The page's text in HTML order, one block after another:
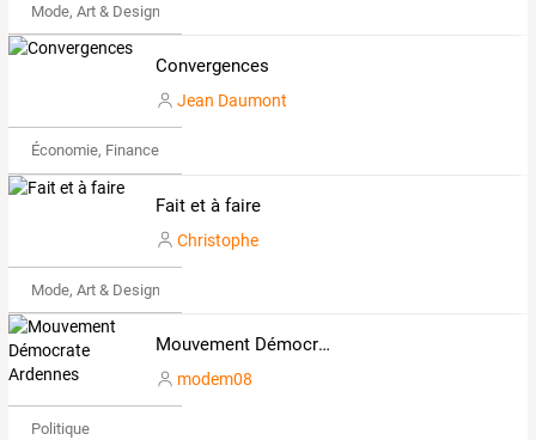
Mode, Art & Design
Convergences
Jean Daumont
Économie, Finance & Droit
Fait et à faire
Christophe
Mode, Art & Design
Mouvement Démocrate Ardennes
modem08
Politique